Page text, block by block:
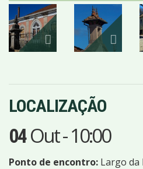
LOCALIZAÇÃO
04 Out-10:00
Ponto de encontro: Largo da